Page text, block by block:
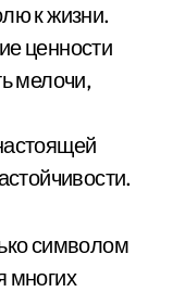
к жизни.
ценности
мелочи,
символом
многих